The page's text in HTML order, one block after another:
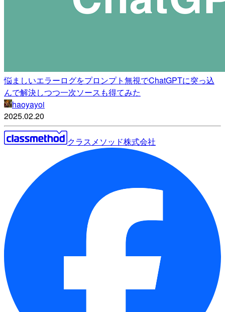
悩ましいエラーログをプロンプト無視でChatGPTに突っ込
んで解決しつつ一次ソースも得てみた
haoyayoi
2025.02.20
クラスメソッド株式会社